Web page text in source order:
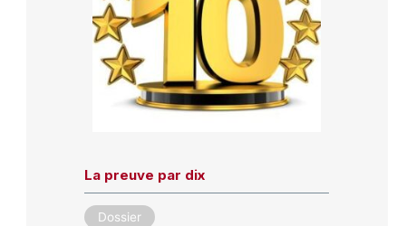
La preuve par dix
Dossier